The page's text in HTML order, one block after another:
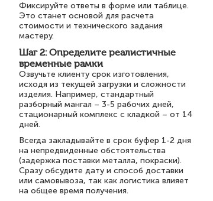
Фиксируйте ответы в форме или таблице.
Это станет основой для расчета
стоимости и технического задания
мастеру.
Шаг 2: Определите реалистичные
временные рамки
Озвучьте клиенту срок изготовления,
исходя из текущей загрузки и сложности
изделия. Например, стандартный
разборный мангал – 3-5 рабочих дней,
стационарный комплекс с кладкой – от 14
дней.
Всегда закладывайте в срок буфер 1-2 дня
на непредвиденные обстоятельства
(задержка поставки металла, покраски).
Сразу обсудите дату и способ доставки
или самовывоза, так как логистика влияет
на общее время получения.